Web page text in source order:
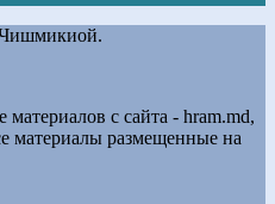
Чишмикиой.
с сайта - hram.md,
материалы размещенные на